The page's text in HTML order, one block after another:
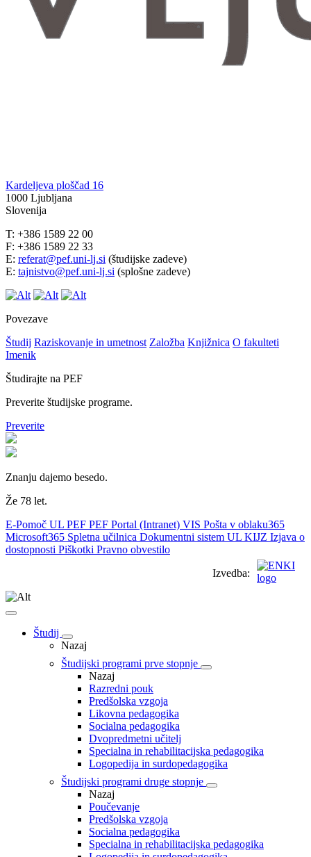
Kardeljeva ploščad 16
1000 Ljubljana
Slovenija
T: +386 1589 22 00
F: +386 1589 22 33
E: referat@pef.uni-lj.si (študijske zadeve)
E: tajnistvo@pef.uni-lj.si (splošne zadeve)
Povezave
Študij Raziskovanje in umetnost Založba Knjižnica O fakulteti
Imenik
Študirajte na PEF
Preverite študijske programe.
Preverite
Znanju dajemo besedo.
Že 78 let.
E-Pomoč UL PEF PEF Portal (Intranet) VIS Pošta v oblaku365
Microsoft365 Spletna učilnica Dokumentni sistem UL KIJZ Izjava o
dostopnosti Piškotki Pravno obvestilo
Izvedba:
Študij
Nazaj
Študijski programi prve stopnje
Nazaj
Razredni pouk
Predšolska vzgoja
Likovna pedagogika
Socialna pedagogika
Dvopredmetni učitelj
Specialna in rehabilitacijska pedagogika
Logopedija in surdopedagogika
Študijski programi druge stopnje
Nazaj
Poučevanje
Predšolska vzgoja
Socialna pedagogika
Specialna in rehabilitacijska pedagogika